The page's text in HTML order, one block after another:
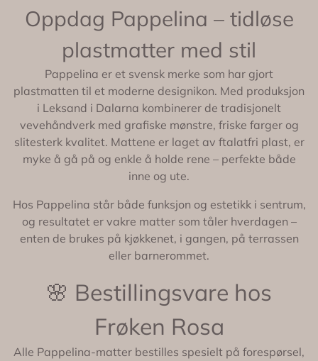
Oppdag Pappelina – tidløse
plastmatter med stil
Pappelina er et svensk merke som har gjort
plastmatten til et moderne designikon. Med produksjon
i Leksand i Dalarna kombinerer de tradisjonelt
vevehåndverk med grafiske mønstre, friske farger og
slitesterk kvalitet. Mattene er laget av ftalatfri plast, er
myke å gå på og enkle å holde rene – perfekte både
inne og ute.
Hos Pappelina står både funksjon og estetikk i sentrum,
og resultatet er vakre matter som tåler hverdagen –
enten de brukes på kjøkkenet, i gangen, på terrassen
eller barnerommet.
🌸 Bestillingsvare hos
Frøken Rosa
Alle Pappelina-matter bestilles spesielt på forespørsel,